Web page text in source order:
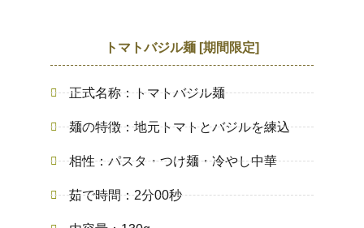
トマトバジル麺 [期間限定]
正式名称：トマトバジル麺
麺の特徴：地元トマトとバジルを練込
相性：パスタ・つけ麺・冷やし中華
茹で時間：2分00秒